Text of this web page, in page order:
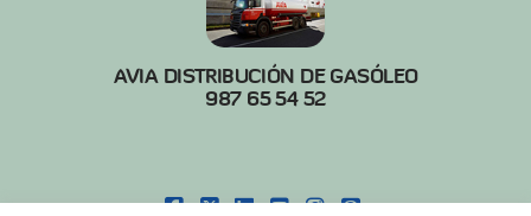
AVIA DISTRIBUCIÓN DE GASÓLEO
987 65 54 52